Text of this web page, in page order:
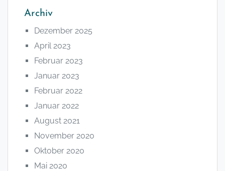
Archiv
Dezember 2025
April 2023
Februar 2023
Januar 2023
Februar 2022
Januar 2022
August 2021
November 2020
Oktober 2020
Mai 2020